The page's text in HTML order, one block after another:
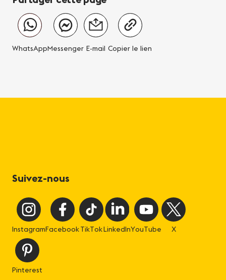
WhatsAppMessenger E-mail Copier le lien
Suivez-nous
InstagramFacebookTikTokLinkedInYouTube X
Pinterest